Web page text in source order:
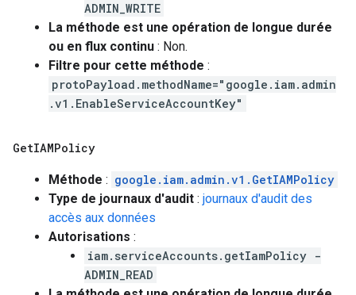
ADMIN_WRITE
La méthode est une opération de longue durée
ou en flux continu : Non.
Filtre pour cette méthode :
protoPayload.methodName="google.iam.admin
.v1.EnableServiceAccountKey"
GetIAMPolicy
Méthode : google.iam.admin.v1.GetIAMPolicy
Type de journaux d'audit : journaux d'audit des
accès aux données
Autorisations :
iam.serviceAccounts.getIamPolicy -
ADMIN_READ